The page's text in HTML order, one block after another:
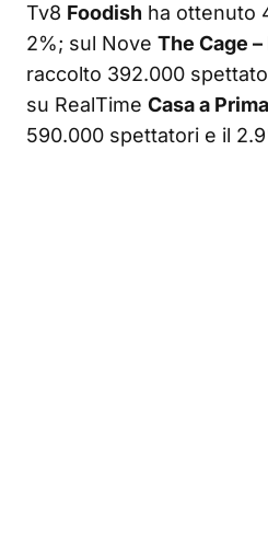
Tv8 Foodish ha ottenuto
2%; sul Nove The Cage
raccolto 392.000
su RealTime Casa a
590.000 spettatori e il